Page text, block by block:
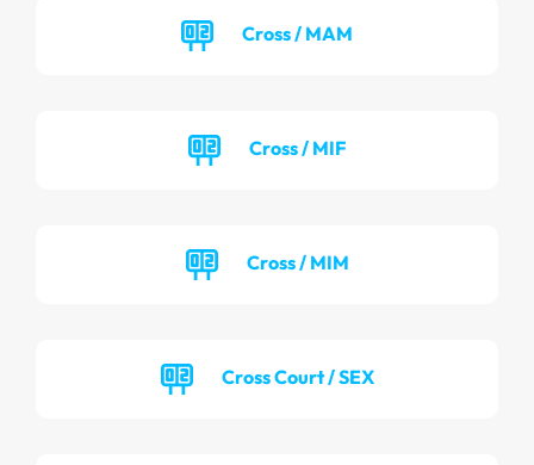
Cross / MAM
Cross / MIF
Cross / MIM
Cross Court / SEX